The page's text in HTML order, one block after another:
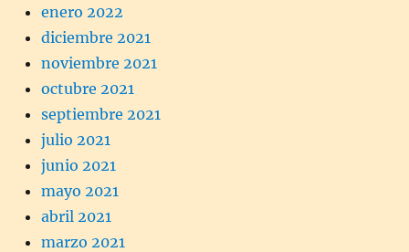
enero 2022
diciembre 2021
noviembre 2021
octubre 2021
septiembre 2021
julio 2021
junio 2021
mayo 2021
abril 2021
marzo 2021